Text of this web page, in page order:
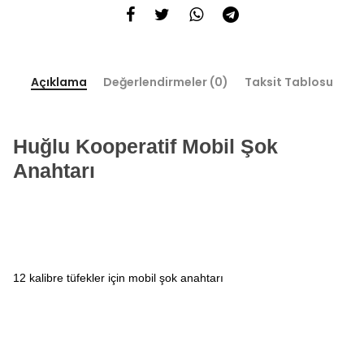
Açıklama Değerlendirmeler (0) Taksit Tablosu
Huğlu Kooperatif Mobil Şok
Anahtarı
12 kalibre tüfekler için mobil şok anahtarı